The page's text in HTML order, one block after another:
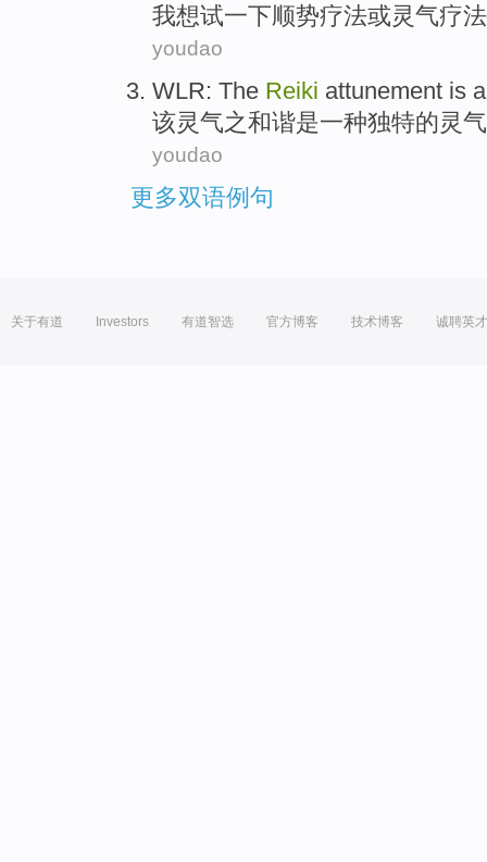
我想试一下顺势疗法或灵气疗
youdao
WLR: The Reiki attunement is a
该灵气之和谐是一种独特的灵气
youdao
更多双语例句
关于有道 Investors 有道智选 官方博客 技术博客 诚聘英才